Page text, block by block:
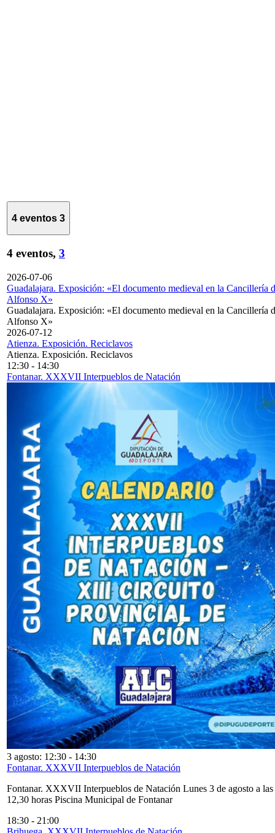
4 eventos 3
4 eventos, 3
2026-07-06
Guadalajara. Exposición: «El documento medieval en la Cancillería
Alfonso X»
Guadalajara. Exposición: «El documento medieval en la Cancillería
Alfonso X»
2026-07-12
Atienza. Exposición. Reciclavos
Atienza. Exposición. Reciclavos
12:30 - 14:30
Fontanar. XXXVII Interpueblos de Natación
3 agosto: 12:30 - 14:30
Fontanar. XXXVII Interpueblos de Natación
Fontanar. XXXVII Interpueblos de Natación Lunes 3 de agosto a las
12,30 horas Piscina Municipal de Fontanar
18:30 - 21:00